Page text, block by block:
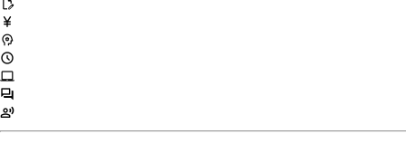
currency_yen
psychology
schedule
laptop_mac
forum
record_voice_over